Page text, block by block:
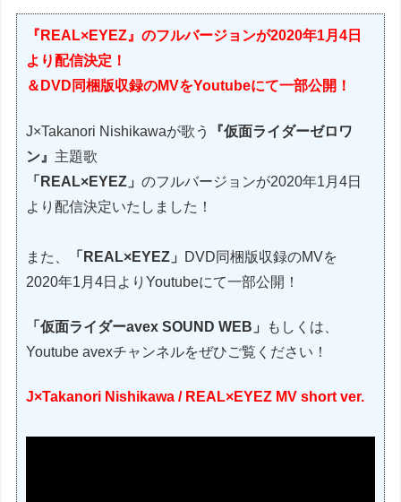
『REAL×EYEZ』のフルバージョンが2020年1月4日
より配信決定！
＆ DVD同梱版収録のMVをYoutubeにて一部公開！
J×Takanori Nishikawaが歌う
『仮面ライダーゼロワ
ン』 主題歌
「REAL×EYEZ」のフルバージョンが2020年1月4日
より配信決定いたしました！
また、 「REAL×EYEZ」
DVD同梱版収録のMVを
2020年1月4日よりYoutubeにて一部公開！
「仮面ライダーavex SOUND WEB」
もしくは、
Youtube avexチャンネルをぜひご覧ください！
J×Takanori Nishikawa / REAL×EYEZ MV short ver.